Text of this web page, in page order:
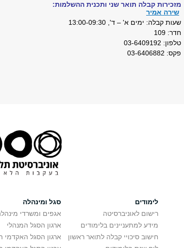
מזכירות קבלה תואר שני ותכנית ההשלמות:
שירה אמיר
שעות קבלה: ימים א' – ד', 13:00-09:30
חדר: 109
טלפון: 03-6409192
פקס: 03-6406882
לימודים
רישום לאוניברסיטה
מידע למתעניינים בלימודים
חישוב סיכויי קבלה לתואר ראשון
סגל ומינהלה
אגפים ומשרדי
ארגון הסגל המנהלי
ארגון הסגל האקדמי